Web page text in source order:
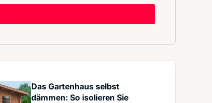
Das Gartenhaus selbst
dämmen: So isolieren Sie